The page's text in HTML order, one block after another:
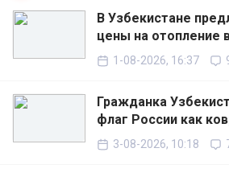
В Узбекистане
цены на отопление
1-08-2026, 16:37
Гражданка
флаг России как
3-08-2026, 10:18